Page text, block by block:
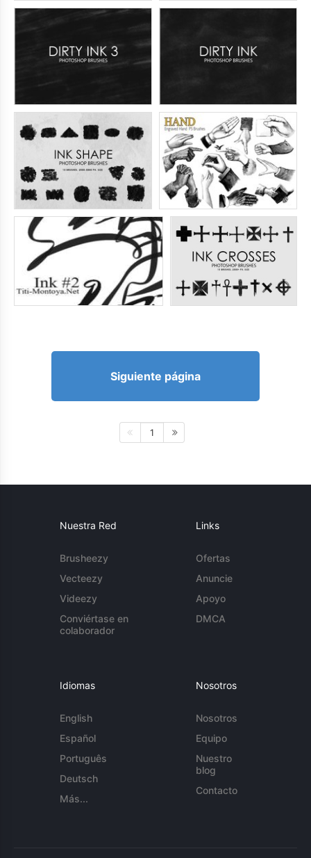
Siguiente página
1
Nuestra Red
Brusheezy
Vecteezy
Videezy
Conviértase en
colaborador
Links
Ofertas
Anuncie
Apoyo
DMCA
Idiomas
English
Español
Português
Deutsch
Más...
Nosotros
Nosotros
Equipo
Nuestro
blog
Contacto